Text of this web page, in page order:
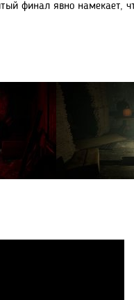
финал явно намекает,